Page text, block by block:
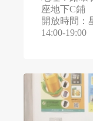
座地下C鋪
開放時間：
14:00-19:00